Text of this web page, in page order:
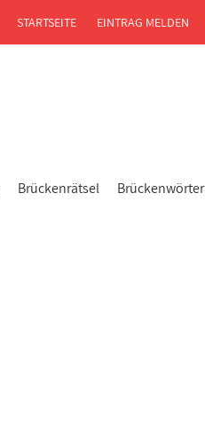
Brückenrätsel Brückenwörter
STARTSEITE EINTRAG MELDEN